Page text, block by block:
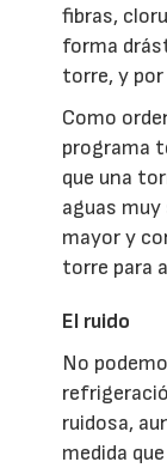
fibras,
forma
torre, y
Como
programa
que una
aguas muy
mayor y
torre para
El ruido
No
ruidosa,
medida